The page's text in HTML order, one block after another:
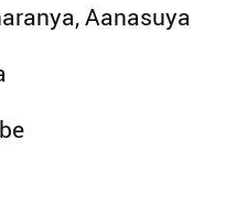
Aanasuya